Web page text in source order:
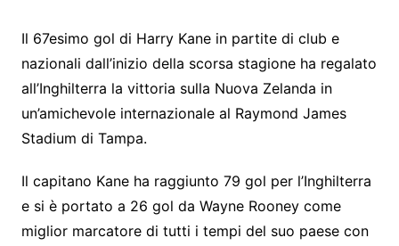
Il 67esimo gol di Harry Kane in partite di club e
nazionali dall’inizio della scorsa stagione ha regalato
all’Inghilterra la vittoria sulla Nuova Zelanda in
un’amichevole internazionale al Raymond James
Stadium di Tampa.
Il capitano Kane ha raggiunto 79 gol per l’Inghilterra
e si è portato a 26 gol da Wayne Rooney come
miglior marcatore di tutti i tempi del suo paese con